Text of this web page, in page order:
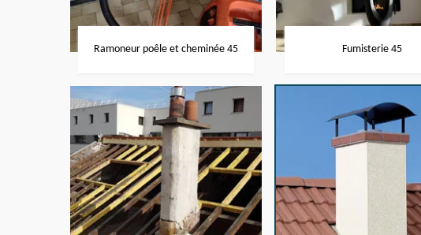
Ramoneur poêle et cheminée 45 Fumisterie 45